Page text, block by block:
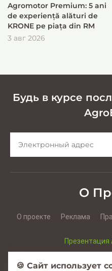
Agromotor Premium: 5 ani
de experiență alături de
KRONE pe piața din RM
3 авг 2026
Будь в курсе
О
О проекте Реклама
Презентация
🍪 Сайт использует